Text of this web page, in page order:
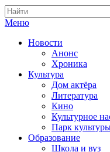
Меню
Новости
Анонс
Хроника
Культура
Дом актёра
Литература
Кино
Культурное
Парк
Образование
Школа и вуз